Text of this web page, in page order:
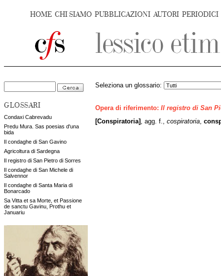
HOME CHI SIAMO PUBBLICAZIONI AUTORI PERIODICI
GLOSSARI
Condaxi Cabrevadu
Predu Mura. Sas poesias d'una
bida
Il condaghe di San Gavino
Agricoltura di Sardegna
Il registro di San Pietro di Sorres
Il condaghe di San Michele di
Salvennor
Il condaghe di Santa Maria di
Bonarcado
Sa Vitta et sa Morte, et Passione
de sanctu Gavinu, Prothu et
Januariu
Seleziona un glossario:
Opera di riferimento: Il registro di San
[Conspiratoria]
, agg. f., cospiratoria